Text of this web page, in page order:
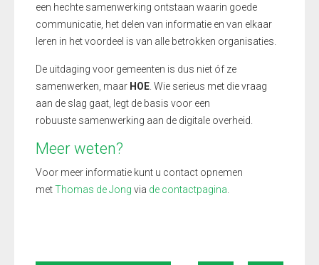
een hechte samenwerking ontstaan waarin goede
communicatie, het delen van informatie en van elkaar
leren in het voordeel is van alle betrokken organisaties.
De uitdaging voor gemeenten is dus niet óf ze
samenwerken, maar HOE . Wie serieus met die vraag
aan de slag gaat, legt de basis voor een
robuuste samenwerking aan de digitale overheid.
Meer weten?
Voor meer informatie kunt u contact opnemen
metThomas de Jong via de contactpagina